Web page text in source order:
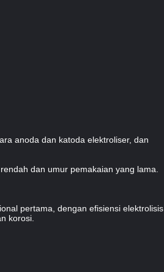
anoda dan katoda elektroliser, dan
dan umur pemakaian yang lama.
pertama, dengan efisiensi elektrolisis
korosi.